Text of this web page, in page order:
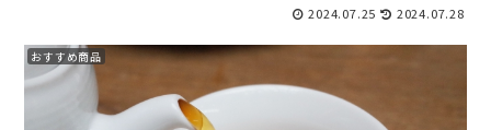
2024.07.25 2024.07.28
おすすめ商品